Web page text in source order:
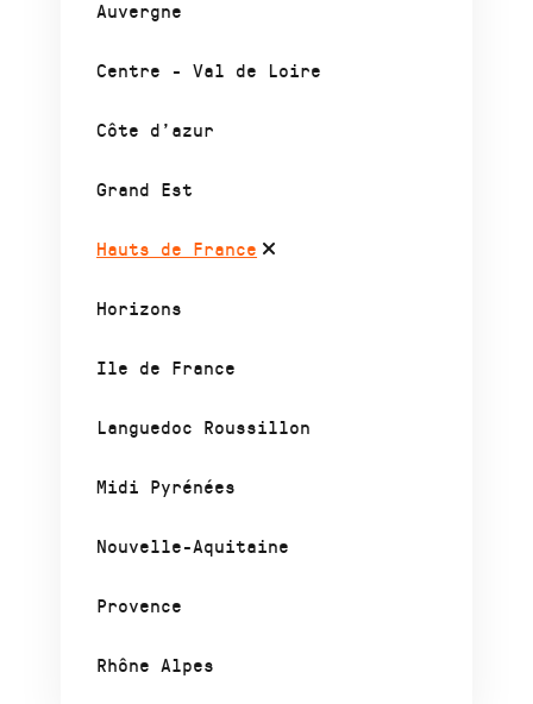
Auvergne
Centre - Val de Loire
Côte d’azur
Grand Est
Hauts de France
Horizons
Ile de France
Languedoc Roussillon
Midi Pyrénées
Nouvelle-Aquitaine
Provence
Rhône Alpes